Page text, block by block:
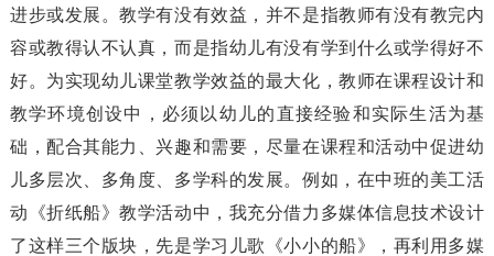
进步或发展。教学有没有效益，并不是指教师有没有教完内
容或教得认不认真，而是指幼儿有没有学到什么或学得好不
好。为实现幼儿课堂教学效益的最大化，教师在课程设计和
教学环境创设中，必须以幼儿的直接经验和实际生活为基
础，配合其能力、兴趣和需要，尽量在课程和活动中促进幼
儿多层次、多角度、多学科的发展。例如，在中班的美工活
动《折纸船》教学活动中，我充分借力多媒体信息技术设计
了这样三个版块，先是学习儿歌《小小的船》，再利用多媒